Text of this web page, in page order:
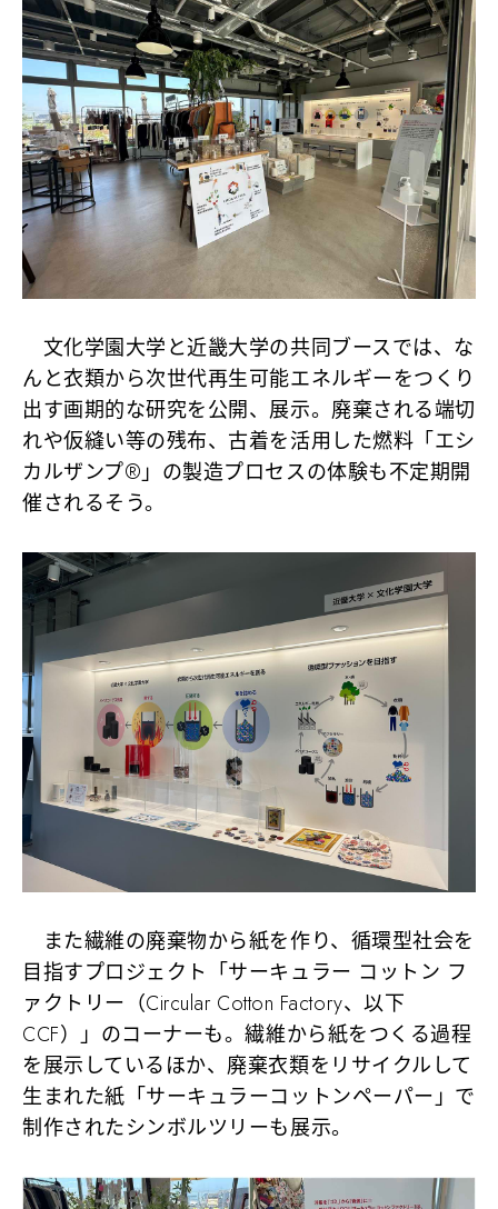
文化学園大学と近畿大学の共同ブースでは、な
んと衣類から次世代再生可能エネルギーをつくり
出す画期的な研究を公開、展示。廃棄される端切
れや仮縫い等の残布、古着を活用した燃料「エシ
カルザンプ®」の製造プロセスの体験も不定期開
催されるそう。
また繊維の廃棄物から紙を作り、循環型社会を
目指すプロジェクト「サーキュラー コットン フ
ァクトリー（Circular Cotton Factory、以下
CCF）」のコーナーも。繊維から紙をつくる過程
を展示しているほか、廃棄衣類をリサイクルして
生まれた紙「サーキュラーコットンペーパー」で
制作されたシンボルツリーも展示。